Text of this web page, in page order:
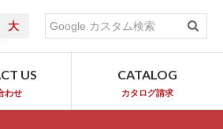
大
US
わせ
CATALOG
カタログ請求